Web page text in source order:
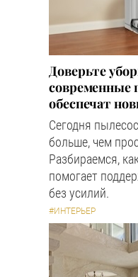
Доверьте
современные
обеспечат
Сегодня
больше, чем
Разбираемся,
помогает
без усилий.
#ИНТЕРЬЕР